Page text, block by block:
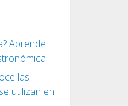
Aprende
las
utilizan en